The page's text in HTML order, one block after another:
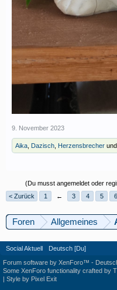
9. November 2023
Aika Dazisch Herzensbrecher und
(Du musst angemeldet oder
< Zurück
1 ← 3 4 5 6
Foren Allgemeines
Social Aktuell Deutsch [Du]
Forum software by XenForo™ -
Some XenForo functionality crafted by
Style by Pixel Exit